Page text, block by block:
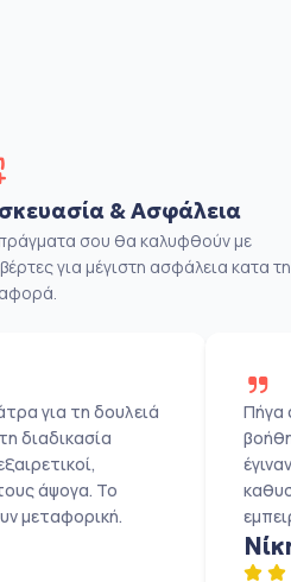
& Ασφάλεια
σου θα καλυφθούν με
για μέγιστη ασφάλεια κατα τη
για τη δουλειά
διαδικασία
άψογα. Το
μεταφορική.
Πήγα